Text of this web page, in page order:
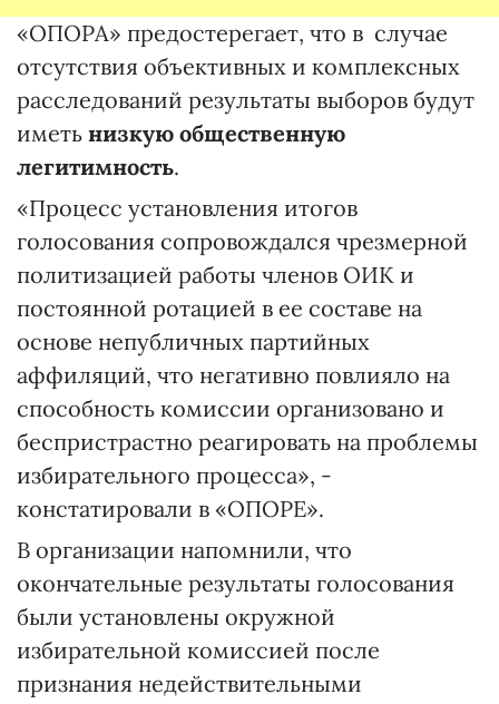
«ОПОРА» предостерегает, что в случае
отсутствия объективных и комплексных
расследований результаты выборов будут
иметь низкую общественную
легитимность.
«Процесс установления итогов
голосования сопровождался чрезмерной
политизацией работы членов ОИК и
постоянной ротацией в ее составе на
основе непубличных партийных
аффиляций, что негативно повлияло на
способность комиссии организовано и
беспристрастно реагировать на проблемы
избирательного процесса», -
констатировали в «ОПОРЕ».
В организации напомнили, что
окончательные результаты голосования
были установлены окружной
избирательной комиссией после
признания недействительными